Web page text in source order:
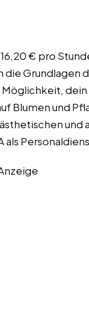
€ pro
Grundlagen
dein
Blumen und
und
als